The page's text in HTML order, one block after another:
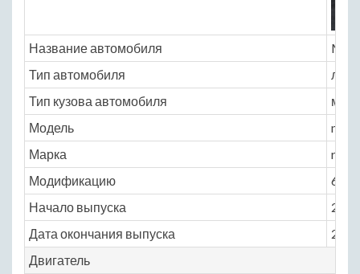
Название автомобиля
Тип автомобиля
Тип кузова автомобиля
Модель
Марка
Модификацию
6.2
Начало выпуска
2006
Дата окончания выпуска
2007
Двигатель